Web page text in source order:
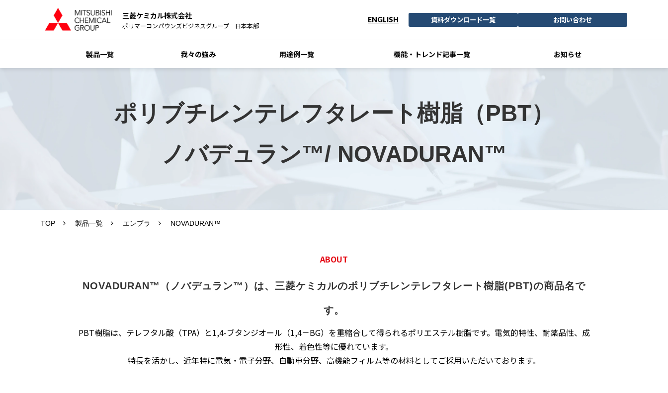
三菱ケミカル株式会社
ポリマーコンパウンズビジネスグループ 日本本部
ENGLISH 資料ダウンロード一覧 お問い合わせ
製品一覧 我々の強み 用途例一覧 機能・トレンド記事一覧 お知らせ
ポリブチレンテレフタレート樹脂（PBT）
ノバデュラン™/ NOVADURAN™
TOP 製品一覧 エンプラ NOVADURAN™
ABOUT
NOVADURAN™（ノバデュラン™）は、三菱ケミカルのポリブチレンテレフタレート樹脂(PBT)の商品名で
す。
PBT樹脂は、テレフタル酸（TPA）と1,4-ブタンジオール（1,4－BG）を重縮合して得られるポリエステル樹脂です。電気的特性、耐薬品性、成
形性、着色性等に優れています。
特長を活かし、近年特に電気・電子分野、自動車分野、高機能フィルム等の材料としてご採用いただいております。